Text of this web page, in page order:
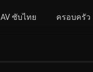
AV ซับไทย ครอบครัว